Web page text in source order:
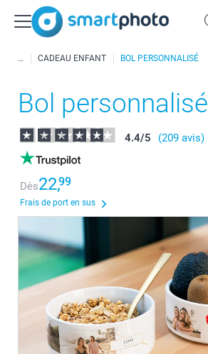
CADEAU ENFANT BOL PERSONNALISÉ
Bol personnalisé
4.4/5 (209 avis)
Dès22,99
Frais de port en sus